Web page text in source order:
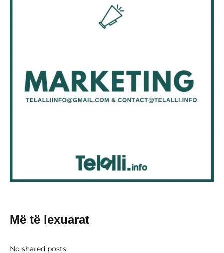
Më të lexuarat
No shared posts